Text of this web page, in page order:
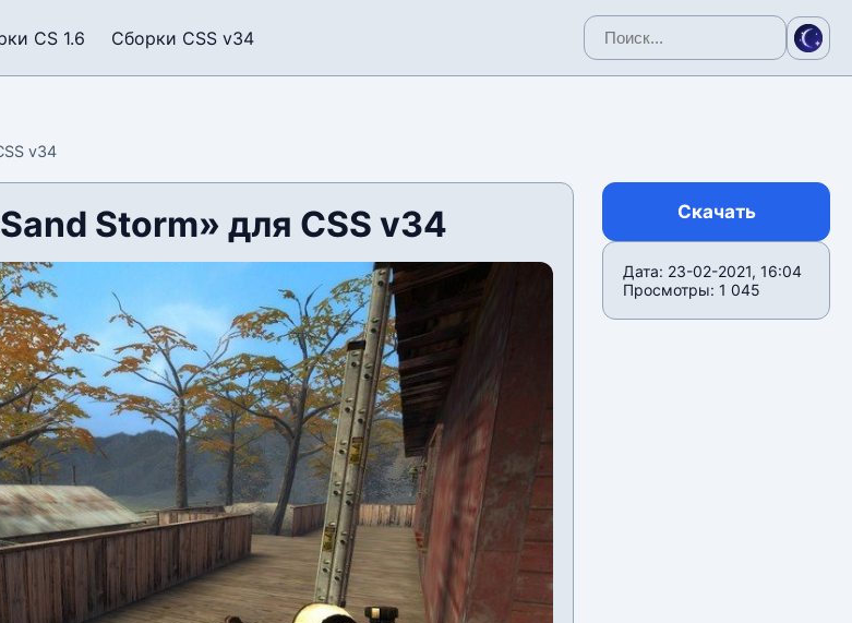
CS 1.6 Сборки CSS v34
v34
Storm» для CSS v34 Скачать
Дата: 23-02-2021, 16:04
Просмотры: 1 045